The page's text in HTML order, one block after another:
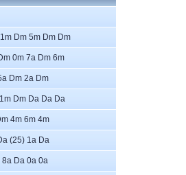
Dm 5m Dm Dm
0m 7a Dm 6m
Dm 2a Dm
Dm Da Da Da
4m 6m 4m
(25) 1a Da
8a Da 0a 0a